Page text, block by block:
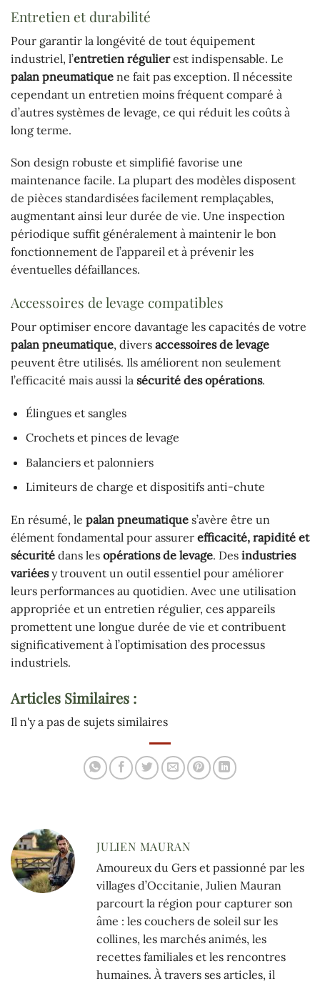
Entretien et durabilité
Pour garantir la longévité de tout équipement
industriel, l’entretien régulierest indispensable. Le
palan pneumatique ne fait pas exception. Il nécessite
cependant un entretien moins fréquent comparé à
d’autres systèmes de levage, ce qui réduit les coûts à
long terme.
Son design robuste et simplifié favorise une
maintenance facile. La plupart des modèles disposent
de pièces standardisées facilement remplaçables,
augmentant ainsi leur durée de vie. Une inspection
périodique suffit généralement à maintenir le bon
fonctionnement de l’appareil et à prévenir les
éventuelles défaillances.
Accessoires de levage compatibles
Pour optimiser encore davantage les capacités de votre
palan pneumatique, divers accessoires de levage
peuvent être utilisés. Ils améliorent non seulement
l’efficacité mais aussi la sécurité des opérations.
Élingues et sangles
Crochets et pinces de levage
Balanciers et palonniers
Limiteurs de charge et dispositifs anti-chute
En résumé, le palan pneumatique s’avère être un
élément fondamental pour assurer efficacité, rapidité et
sécurité dans les opérations de levage. Des industries
variéesy trouvent un outil essentiel pour améliorer
leurs performances au quotidien. Avec une utilisation
appropriée et un entretien régulier, ces appareils
promettent une longue durée de vie et contribuent
significativement à l’optimisation des processus
industriels.
Articles Similaires :
Il n'y a pas de sujets similaires
JULIEN MAURAN
Amoureux du Gers et passionné par les
villages d’Occitanie, Julien Mauran
parcourt la région pour capturer son
âme : les couchers de soleil sur les
collines, les marchés animés, les
recettes familiales et les rencontres
humaines. À travers ses articles, il